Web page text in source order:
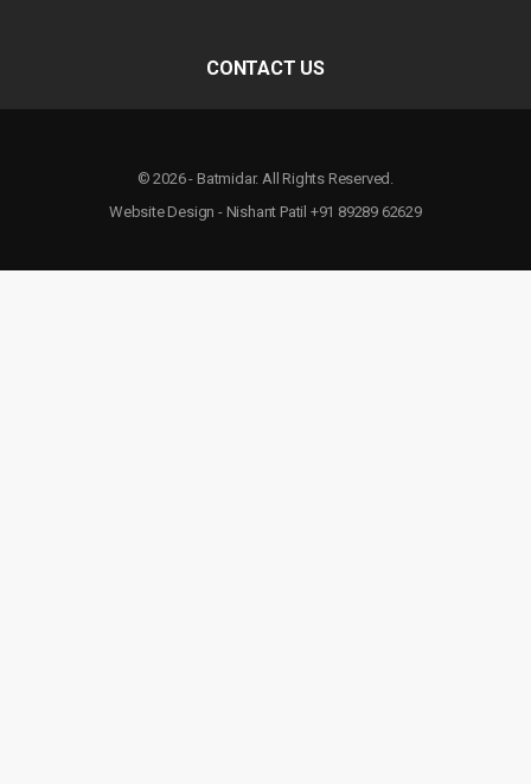
CONTACT US
© 2026 - Batmidar. All Rights Reserved.
Website Design - Nishant Patil +91 89289 62629